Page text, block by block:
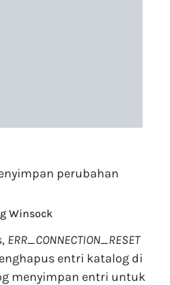
perubahan
Winsock
ERR_CONNECTION_RESET
entri katalog di
menyimpan entri untuk